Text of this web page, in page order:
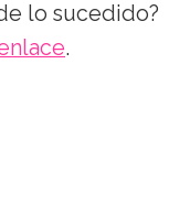
lo sucedido?
.